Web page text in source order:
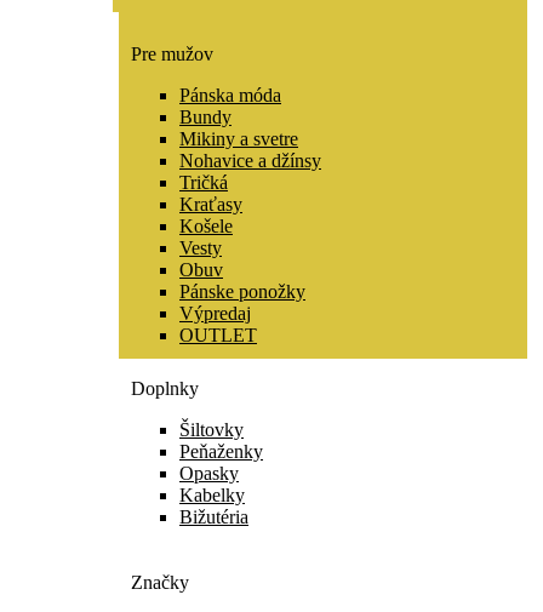
Pre mužov
Pánska móda
Bundy
Mikiny a svetre
Nohavice a džínsy
Tričká
Kraťasy
Košele
Vesty
Obuv
Pánske ponožky
Výpredaj
OUTLET
Doplnky
Šiltovky
Peňaženky
Opasky
Kabelky
Bižutéria
Značky